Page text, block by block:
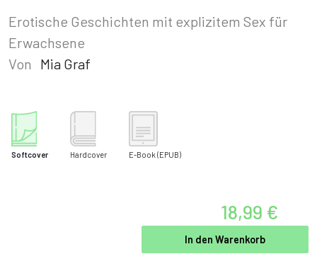
Erotische Geschichten mit explizitem Sex für
Erwachsene
Von
Mia Graf
Softcover Hardcover E-Book (EPUB)
18,99 €
In den Warenkorb